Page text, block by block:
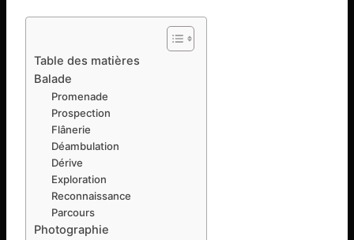
Table des matières
Balade
Promenade
Prospection
Flânerie
Déambulation
Dérive
Exploration
Reconnaissance
Parcours
Photographie